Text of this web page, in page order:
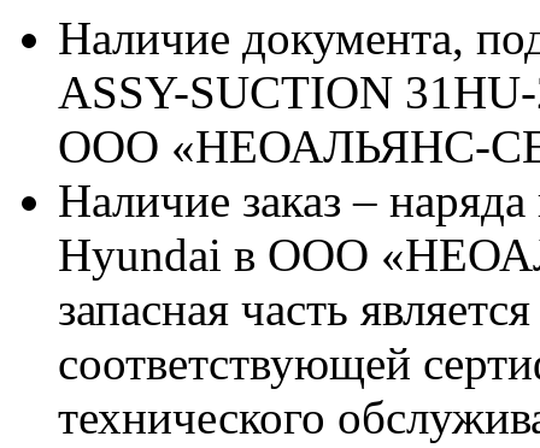
Наличие документа,
ASSY-SUCTION
ООО «НЕОАЛЬЯНС-
Наличие заказ –
Hyundai в ООО
запасная часть
соответствующей
технического